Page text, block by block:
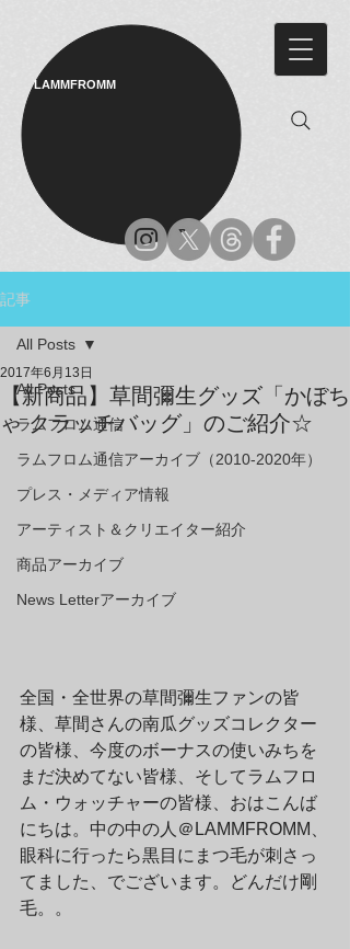
LAMMFROMM​
記事
All Posts
ラムフロム通信
ラムフロム通信アーカイブ（2010-2020年）
プレス・メディア情報
アーティスト＆クリエイター紹介
商品アーカイブ
News Letterアーカイブ
All Posts
【新商品】草間彌生グッズ「かぼち
ゃ クラッチバッグ」のご紹介☆
2017年6月13日
全国・全世界の草間彌生ファンの皆
様、草間さんの南瓜グッズコレクター
の皆様、今度のボーナスの使いみちを
まだ決めてない皆様、そしてラムフロ
ム・ウォッチャーの皆様、おはこんば
にちは。中の中の人＠LAMMFROMM、
眼科に行ったら黒目にまつ毛が刺さっ
てました、でございます。どんだけ剛
毛。。